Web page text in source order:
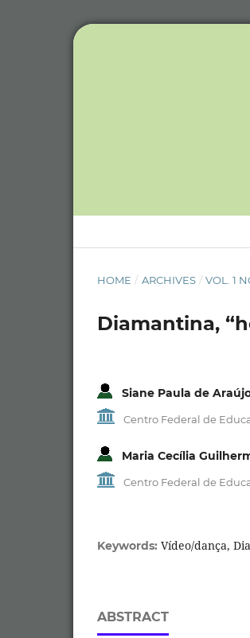
HOME / ARCHIVES / VOL. 1
Diamantina,
Siane Paula de
Centro Federal de
Maria Cecília
Centro Federal de
Keywords: Vídeo/dança,
ABSTRACT